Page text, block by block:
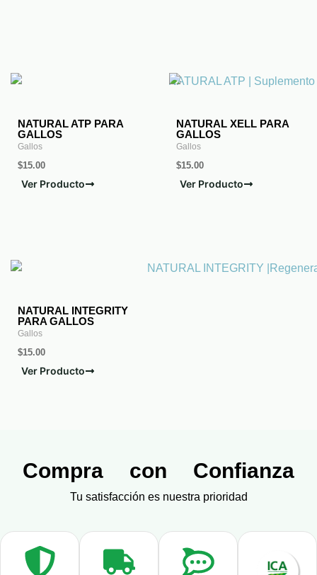
NATURAL ATP PARA
GALLOS
Gallos
$15.00
Ver Producto
NATURAL XELL PARA
GALLOS
Gallos
$15.00
Ver Producto
NATURAL INTEGRITY
PARA GALLOS
Gallos
$15.00
Ver Producto
Compra con Confianza
Tu satisfacción es nuestra prioridad